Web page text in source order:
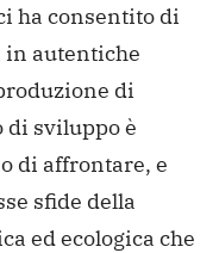
ha consentito di
autentiche
di
di sviluppo è
di affrontare, e
sfide della
ed ecologica che